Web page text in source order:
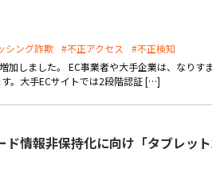
シング詐欺 #不正アクセス
#不正検知
しました。 EC事業者や大手企業は、なりす
。大手ECサイトでは2段階認証 […]
ド情報非保持化に向け「タブレッ